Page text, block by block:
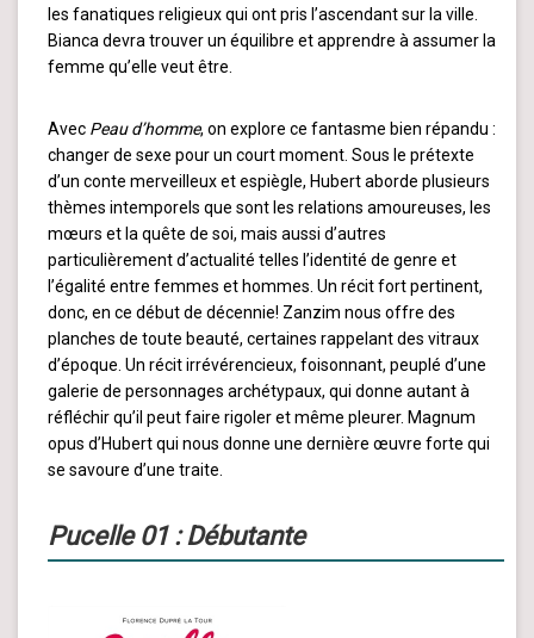
les fanatiques religieux qui ont pris l’ascendant sur la ville.
Bianca devra trouver un équilibre et apprendre à assumer la
femme qu’elle veut être.
Avec Peau d’homme, on explore ce fantasme bien répandu :
changer de sexe pour un court moment. Sous le prétexte
d’un conte merveilleux et espiègle, Hubert aborde plusieurs
thèmes intemporels que sont les relations amoureuses, les
mœurs et la quête de soi, mais aussi d’autres
particulièrement d’actualité telles l’identité de genre et
l’égalité entre femmes et hommes. Un récit fort pertinent,
donc, en ce début de décennie! Zanzim nous offre des
planches de toute beauté, certaines rappelant des vitraux
d’époque. Un récit irrévérencieux, foisonnant, peuplé d’une
galerie de personnages archétypaux, qui donne autant à
réfléchir qu’il peut faire rigoler et même pleurer. Magnum
opus d’Hubert qui nous donne une dernière œuvre forte qui
se savoure d’une traite.
Pucelle 01 : Débutante